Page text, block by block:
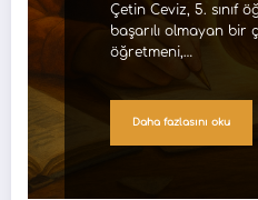
Çetin Ceviz, 5. sınıf
başarılı olmayan bir
öğretmeni,…
Daha fazlasını oku